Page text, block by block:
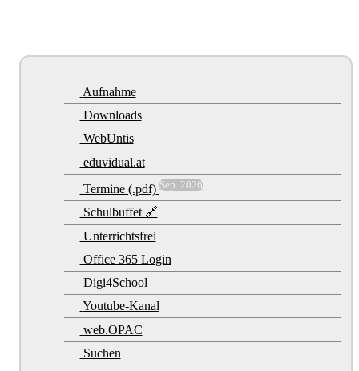
Aufnahme
Downloads
WebUntis
eduvidual.at
Termine (.pdf) Sep. 2026
Schulbuffet 🔗
Unterrichtsfrei
Office 365 Login
Digi4School
Youtube-Kanal
web.OPAC
Suchen